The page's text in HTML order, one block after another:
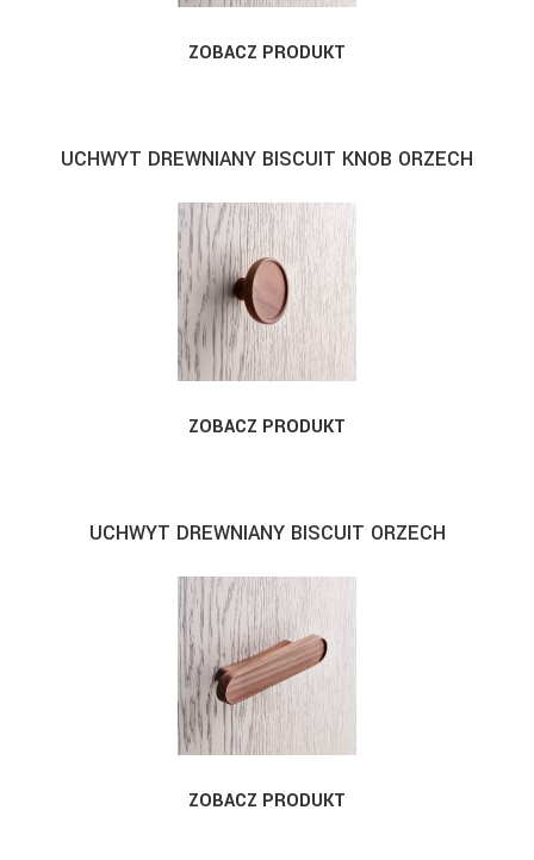
ZOBACZ PRODUKT
UCHWYT DREWNIANY BISCUIT KNOB ORZECH
ZOBACZ PRODUKT
UCHWYT DREWNIANY BISCUIT ORZECH
ZOBACZ PRODUKT